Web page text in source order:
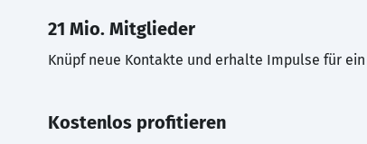
21 Mio. Mitglieder
Knüpf neue Kontakte und erhalte Impulse für ein
Kostenlos profitieren